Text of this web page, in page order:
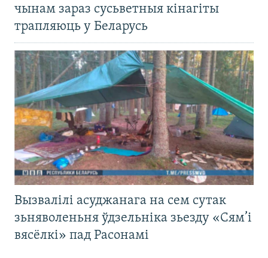
чынам зараз сусьветныя кінагіты
трапляюць у Беларусь
Вызвалілі асуджанага на сем сутак
зьняволеньня ўдзельніка зьезду «Сям’і
вясёлкі» пад Расонамі